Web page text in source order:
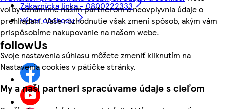
voľby oznámime našim partnerom a neovplyvnia údaje o
prehliadaní. Vaše rozhodnutie však zmení spôsob, akým vám
prispôsobíme nakupovanie na našom webe.
Svoje nastavenia súhlasu môžete zmeniť kliknutím na
Nastavenia cookies v pätičke stránky.
My a naši partneri spracúvame údaje s cieľom
Zákaznícka linka - 0800222333
Výber obchodu
followUs